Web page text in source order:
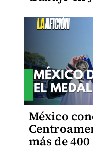
México
más de